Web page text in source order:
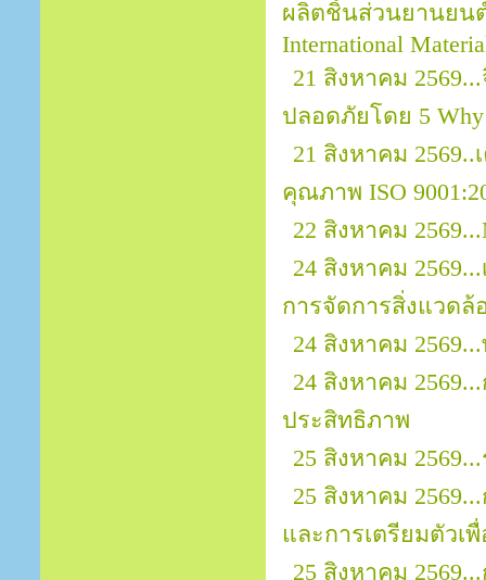
ผลิตชิ้นส่วนยานยนต์
International
21 สิงหาคม
ปลอดภัยโดย 5 Why
21 สิงหาคม
คุณภาพ ISO
22 สิงหาคม
24 สิงหาคม
การจัดการสิ่งแวดล้
24 สิงหาคม
24 สิงหาคม
ประสิทธิภาพ
25 สิงหาคม
25 สิงหาคม
และการเตรียมตัวเ
25 สิงหาคม